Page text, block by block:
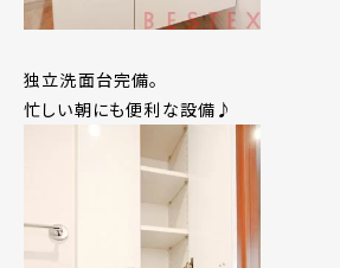
独立洗面台完備。
忙しい朝にも便利な設備♪